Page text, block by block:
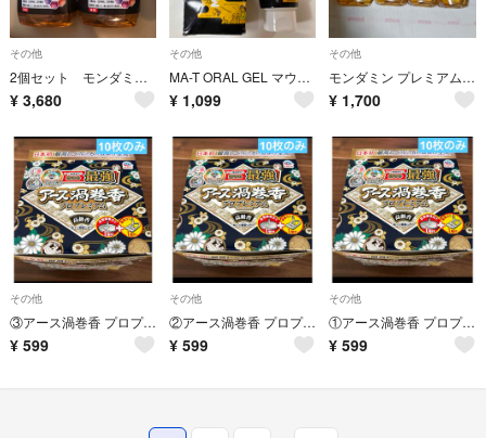
その他
2個セット モンダミン プレミアムケア ストロングミント 1300mL
¥ 3,680
その他
MA-T ORAL GEL マウスオーラルジェル 60g ペット用
¥ 1,099
その他
モンダミン プレミアムケア 380mL 4点
¥ 1,700
その他
③アース渦巻香 プロプレミアム 10巻函入
¥ 599
その他
②アース渦巻香 プロプレミアム 10巻函入
¥ 599
その他
①アース渦巻香 プロプレミアム 10巻函入
¥ 599